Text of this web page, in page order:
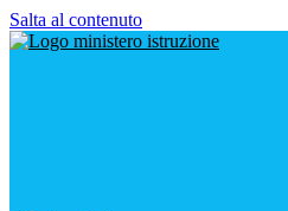
Salta al contenuto